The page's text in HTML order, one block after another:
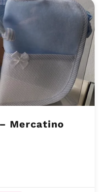
Mercatino